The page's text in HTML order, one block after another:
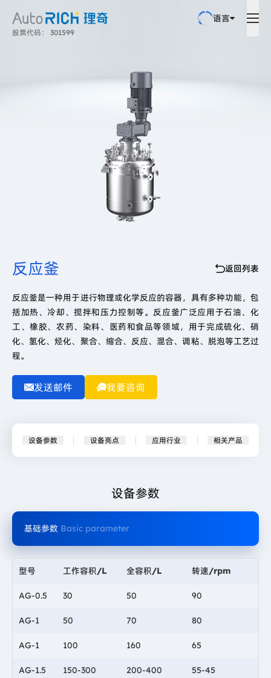
股票代码： 301599
语言
反应釜 返回列表
反应釜是一种用于进行物理或化学反应的容器，具有多种功能，包
括加热、冷却、搅拌和压力控制等。反应釜广泛应用于石油、化
工、橡胶、农药、染料、医药和食品等领域，用于完成硫化、硝
化、氢化、烃化、聚合、缩合、反应、混合、调粘、脱泡等工艺过
程。
发送邮件 我要咨询
设备参数 设备亮点 应用行业 相关产品
设备参数
基础参数 Basic parameter
型号 工作容积/L 全容积/L 转速/rpm
AG-0.5 30 50 90
AG-1 50 70 80
AG-1 100 160 65
AG-1.5 150-300 200-400 55-45